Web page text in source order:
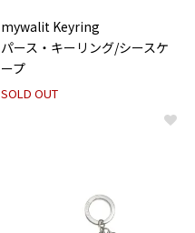
mywalit Keyring
パース・キーリング/シースケ
ープ
SOLD OUT